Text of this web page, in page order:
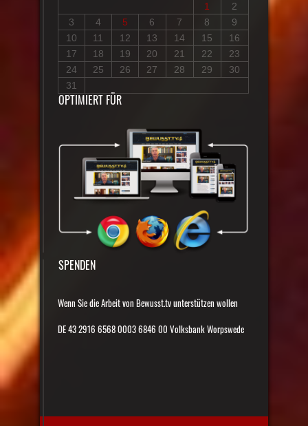
1
2
3
4 5 6 7 8
9
10
11 12 13 14 15
16
17
18 19 20 21 22
23
24
25 26 27 28 29
30
31
OPTIMIERT FÜR
SPENDEN
Wenn Sie die Arbeit von Bewusst.tv unterstützen wollen
DE 43 2916 6568 0003 6846 00 Volksbank Worpswede